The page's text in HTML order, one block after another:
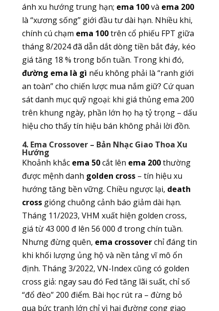
ánh xu hướng trung hạn; ema 100và ema 200
là “xương sống” giới đầu tư dài hạn. Nhiều khi,
chính cú chạm ema 100trên cổ phiếu FPT giữa
tháng 8/2024 đã dẫn dắt dòng tiền bắt đáy, kéo
giá tăng 18 % trong bốn tuần. Trong khi đó,
đường ema là gì nếu không phải là “ranh giới
an toàn” cho chiến lược mua nắm giữ? Cứ quan
sát danh mục quỹ ngoại: khi giá thủng ema 200
trên khung ngày, phần lớn họ hạ tỷ trọng – dấu
hiệu cho thấy tín hiệu bán không phải lời đồn.
4. Ema Crossover – Bản Nhạc Giao Thoa Xu
Hướng
Khoảnh khắc ema 50cắt lên ema 200thường
được mệnh danh golden cross– tín hiệu xu
hướng tăng bền vững. Chiều ngược lại, death
crossgióng chuông cảnh báo giảm dài hạn.
Tháng 11/2023, VHM xuất hiện golden cross,
giá từ 43 000 đ lên 56 000 đ trong chín tuần.
Nhưng đừng quên, ema crossoverchỉ đáng tin
khi khối lượng ủng hộ và nền tảng vĩ mô ổn
định. Tháng 3/2022, VN-Index cũng có golden
cross giả: ngay sau đó Fed tăng lãi suất, chỉ số
“đổ đèo” 200 điểm. Bài học rút ra – đừng bỏ
qua bức tranh lớn chỉ vì hai đường cong giao